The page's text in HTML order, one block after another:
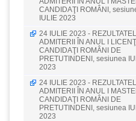
CANDIDAŢI ROMÂNI,
IULIE 2023
24 IULIE 2023 -
ADMITERII ÎN ANUL I
CANDIDAŢI ROMÂNI DE
PRETUTINDENI, sesiunea
2023
24 IULIE 2023 -
ADMITERII ÎN ANUL I
CANDIDAŢI ROMÂNI DE
PRETUTINDENI, sesiunea
2023